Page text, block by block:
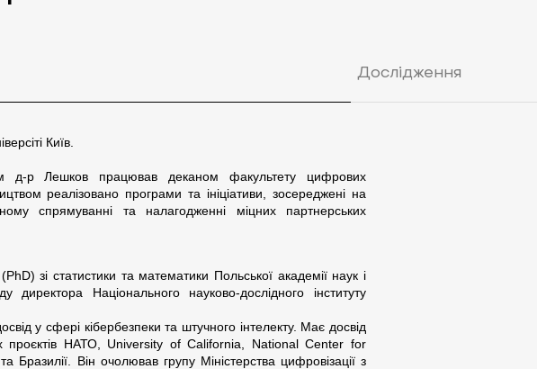
Дослідження
Київ.
д-р Лешков працював деканом факультету цифрових
реалізовано програми та ініціативи, зосереджені на
спрямуванні та налагодженні міцних партнерських
зі статистики та математики Польської академії наук і
Національного науково-дослідного інституту
у сфері кібербезпеки та штучного інтелекту. Має досвід
проєктів НАТО, University of California, National Center for
Він очолював групу Міністерства цифровізації з